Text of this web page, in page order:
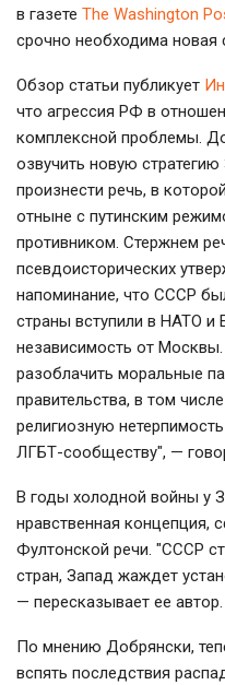
в газете The Washington
срочно необходима новая
Обзор статьи публикует
что агрессия РФ в
комплексной проблемы.
озвучить новую
произнести речь, в
отныне с путинским
противником. Стержнем
псевдоисторических
напоминание, что СССР
страны вступили в НАТО и
независимость от
разоблачить моральные
правительства, в том
религиозную
ЛГБТ-сообществу", —
В годы холодной войны у
нравственная концепция,
Фултонской речи. "СССР
стран, Запад жаждет
— пересказывает ее автор.
По мнению Добрянски,
вспять последствия